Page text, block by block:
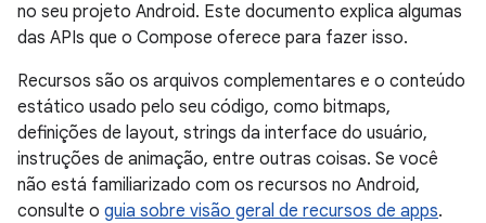
no seu projeto Android. Este documento explica algumas
das APIs que o Compose oferece para fazer isso.
Recursos são os arquivos complementares e o conteúdo
estático usado pelo seu código, como bitmaps,
definições de layout, strings da interface do usuário,
instruções de animação, entre outras coisas. Se você
não está familiarizado com os recursos no Android,
consulte o guia sobre visão geral de recursos de apps.